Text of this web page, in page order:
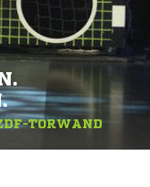
TORWAND